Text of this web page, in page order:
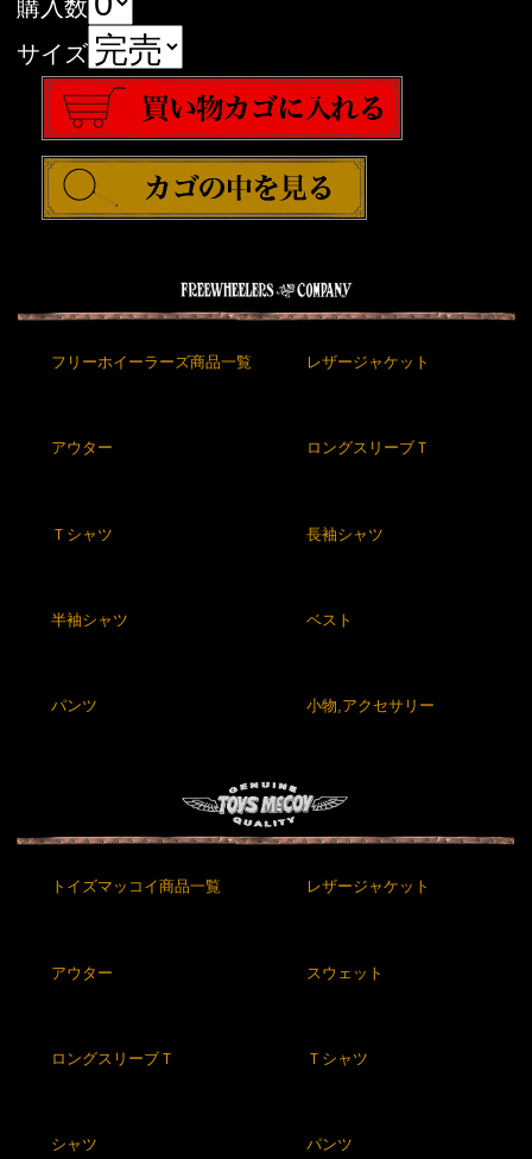
購入数
サイズ
フリーホイーラーズ商品一覧 レザージャケット
アウター ロングスリーブＴ
Ｔシャツ 長袖シャツ
半袖シャツ ベスト
パンツ 小物,アクセサリー
トイズマッコイ商品一覧 レザージャケット
アウター スウェット
ロングスリーブＴ Ｔシャツ
シャツ パンツ